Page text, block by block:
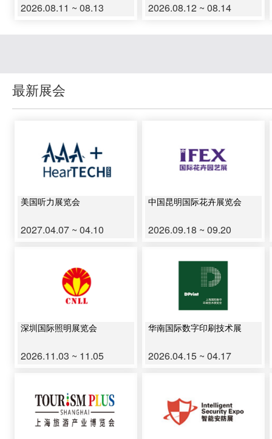
2026.08.11 ~ 08.13 2026.08.12 ~ 08.14
最新展会
美国听力展览会
2027.04.07 ~ 04.10
中国昆明国际花卉展览会
2026.09.18 ~ 09.20
深圳国际照明展览会
2026.11.03 ~ 11.05
华南国际数字印刷技术展
2026.04.15 ~ 04.17